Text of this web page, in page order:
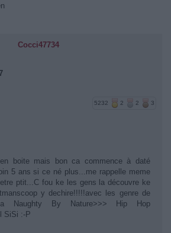
Cocci47734
5232 2 2 3
boite mais bon ca commence à daté
5 ans si ce né plus...me rappelle meme
ptit...C fou ke les gens la découvre ke
y dechire!!!!!avec les genre de
Naughty By Nature>>> Hip Hop
SiSi :-P